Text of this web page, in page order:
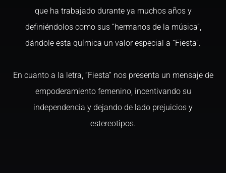
que ha trabajado durante ya muchos años y
definiéndolos como sus “hermanos de la música”,
dándole esta química un valor especial a “Fiesta”.
En cuanto a la letra, “Fiesta” nos presenta un mensaje de
empoderamiento femenino, incentivando su
independencia y dejando de lado prejuicios y
estereotipos.